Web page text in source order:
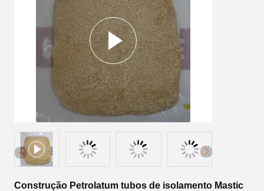
Construção Petrolatum tubos de isolamento Mastic